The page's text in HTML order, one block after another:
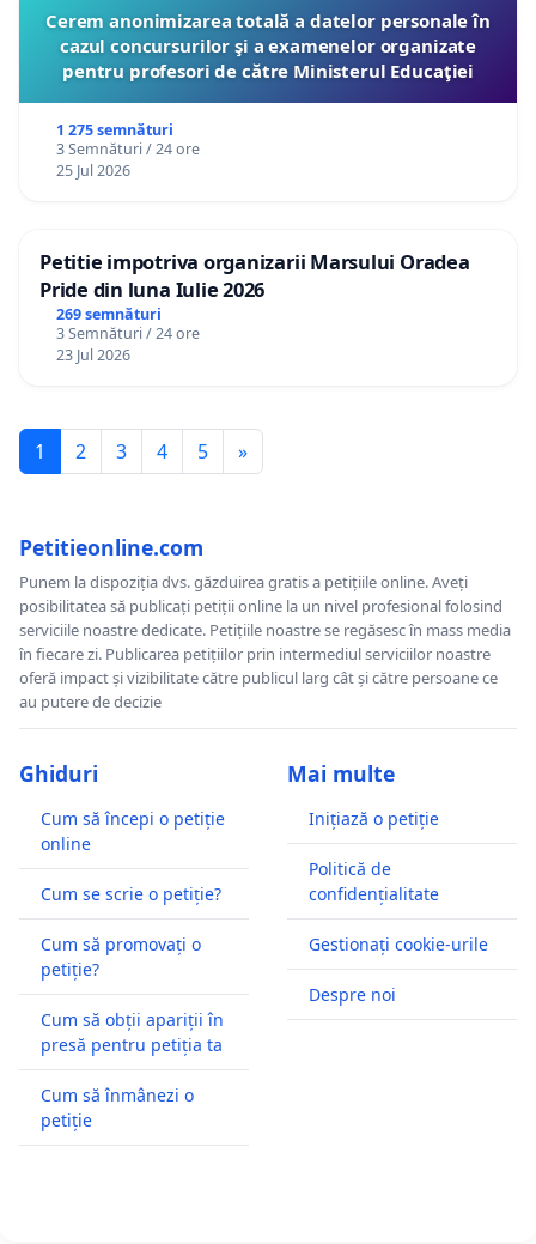
Cerem anonimizarea totală a datelor personale în
cazul concursurilor şi a examenelor organizate
pentru profesori de către Ministerul Educaţiei
1 275 semnături
3 Semnături / 24 ore
25 Jul 2026
Petitie impotriva organizarii Marsului Oradea
Pride din luna Iulie 2026
269 semnături
3 Semnături / 24 ore
23 Jul 2026
1 2 3 4 5 »
Petitieonline.com
Punem la dispoziția dvs. găzduirea gratis a petițiile online. Aveți
posibilitatea să publicați petiții online la un nivel profesional folosind
serviciile noastre dedicate. Petițiile noastre se regăsesc în mass media
în fiecare zi. Publicarea petițiilor prin intermediul serviciilor noastre
oferă impact și vizibilitate către publicul larg cât și către persoane ce
au putere de decizie
Ghiduri
Cum să începi o petiție
online
Cum se scrie o petiție?
Cum să promovați o
petiție?
Cum să obții apariții în
presă pentru petiția ta
Cum să înmânezi o
petiție
Mai multe
Inițiază o petiție
Politică de
confidențialitate
Gestionați cookie-urile
Despre noi